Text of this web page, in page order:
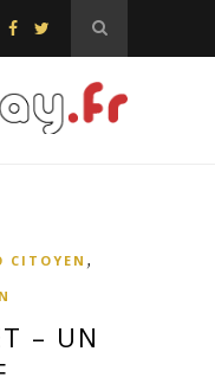
CITOYEN ,
– UN